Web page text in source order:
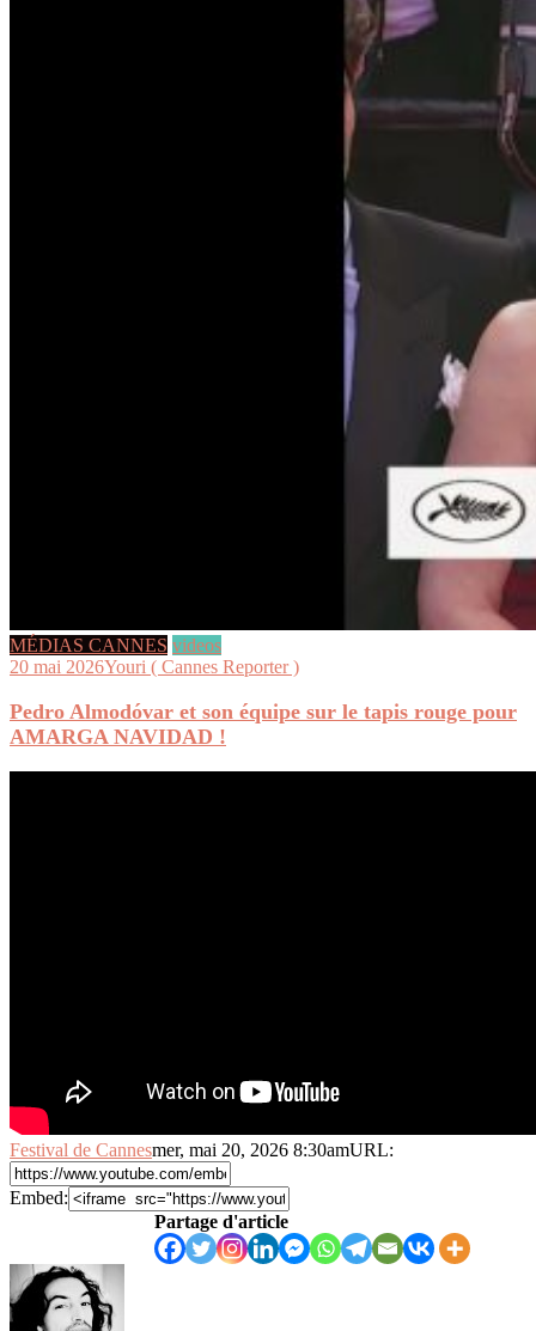
MÉDIAS CANNES videos
20 mai 2026Youri ( Cannes Reporter )
Pedro Almodóvar et son équipe sur le tapis rouge pour
AMARGA NAVIDAD !
Festival de Cannesmer, mai 20, 2026 8:30amURL:
Embed:
Partage d'article